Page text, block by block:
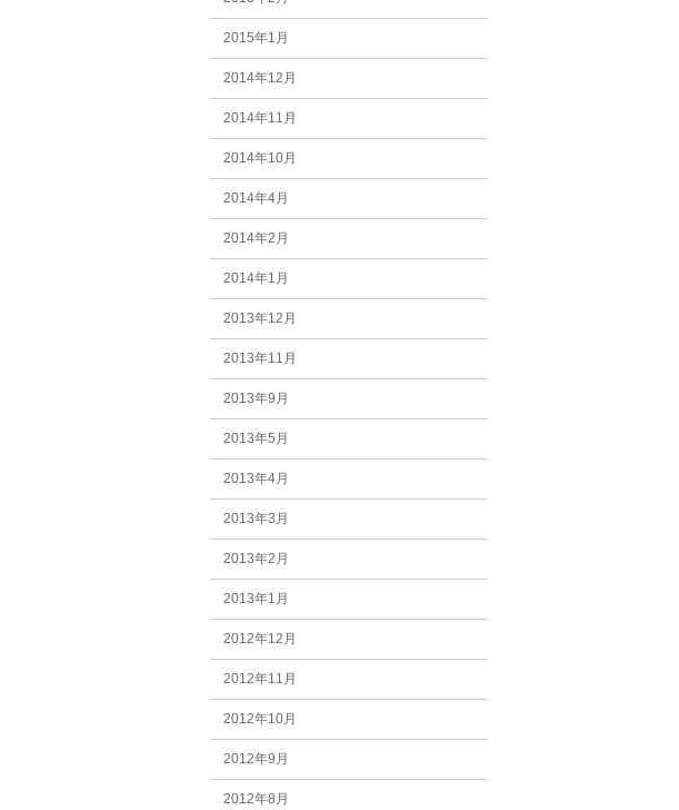
2015年1月
2014年12月
2014年11月
2014年10月
2014年4月
2014年2月
2014年1月
2013年12月
2013年11月
2013年9月
2013年5月
2013年4月
2013年3月
2013年2月
2013年1月
2012年12月
2012年11月
2012年10月
2012年9月
2012年8月